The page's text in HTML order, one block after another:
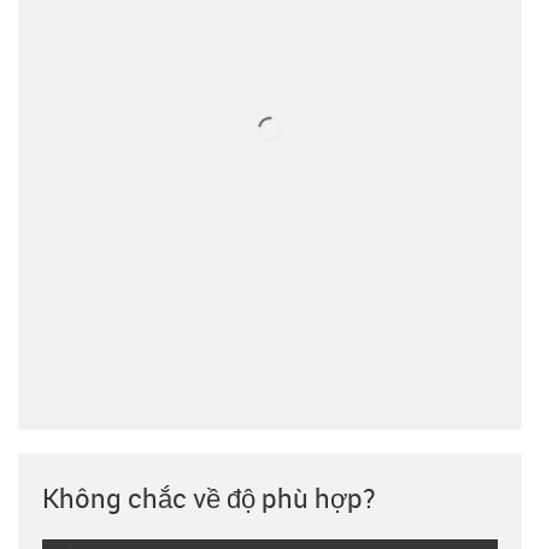
Không chắc về độ phù hợp?